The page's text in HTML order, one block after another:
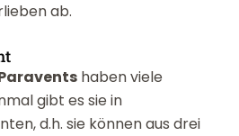
ab.
haben viele
gibt es sie in
d.h. sie können aus drei